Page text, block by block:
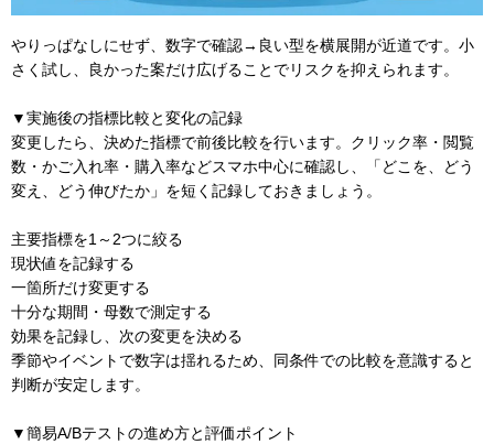
やりっぱなしにせず、数字で確認→良い型を横展開が近道です。小
さく試し、良かった案だけ広げることでリスクを抑えられます。
▼実施後の指標比較と変化の記録
変更したら、決めた指標で前後比較を行います。クリック率・閲覧
数・かご入れ率・購入率などスマホ中心に確認し、「どこを、どう
変え、どう伸びたか」を短く記録しておきましょう。
主要指標を1～2つに絞る
現状値を記録する
一箇所だけ変更する
十分な期間・母数で測定する
効果を記録し、次の変更を決める
季節やイベントで数字は揺れるため、同条件での比較を意識すると
判断が安定します。
▼簡易A/Bテストの進め方と評価ポイント